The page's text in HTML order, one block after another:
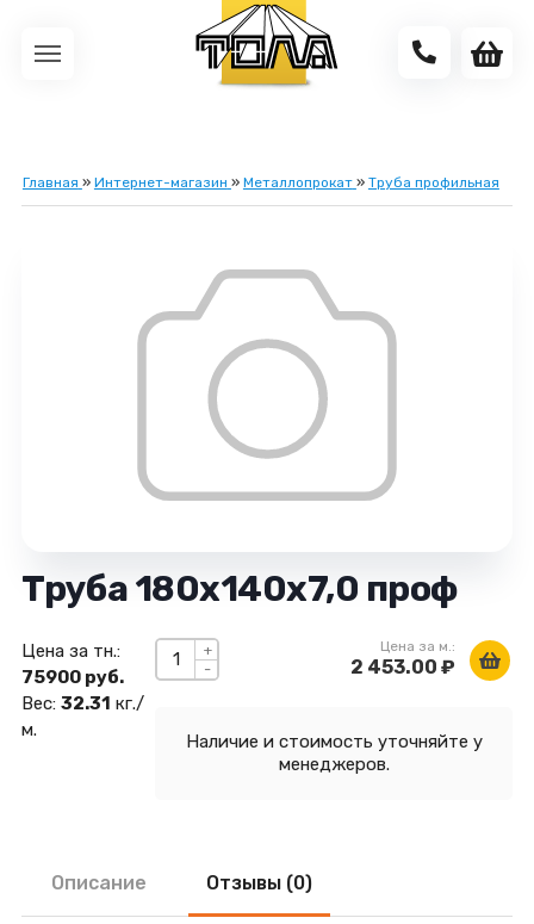
Главная » Интернет-магазин » Металлопрокат » Труба профильная
Труба 180х140х7,0 проф
-
+ Цена за м.:
2 453.00 ₽
Наличие и стоимость уточняйте у
менеджеров.
Цена за тн.:
75900 руб.
Вес: 32.31 кг./
м.
Описание Отзывы (0)